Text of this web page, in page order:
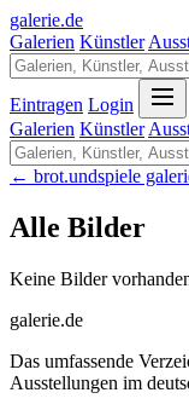
galerie.de
Galerien Künstler
Eintragen Login
Galerien Künstler
← brot.undspiele
Alle Bilder
Keine Bilder
galerie.de
Das umfassende
Ausstellungen im